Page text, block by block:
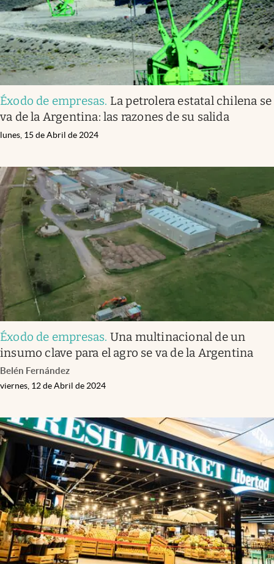
Éxodo de empresas. La petrolera estatal chilena se
va de la Argentina: las razones de su salida
lunes, 15 de Abril de 2024
Éxodo de empresas. Una multinacional de un
insumo clave para el agro se va de la Argentina
Belén Fernández
viernes, 12 de Abril de 2024